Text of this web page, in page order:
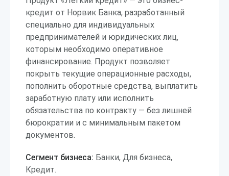
кредит от Норвик Банка, разработанный
специально для индивидуальных
предпринимателей и юридических лиц,
которым необходимо оперативное
финансирование. Продукт позволяет
покрыть текущие операционные расходы,
пополнить оборотные средства, выплатить
заработную плату или исполнить
обязательства по контракту — без лишней
бюрократии и с минимальным пакетом
документов.
Сегмент бизнеса: Банки, Для бизнеса,
Кредит.